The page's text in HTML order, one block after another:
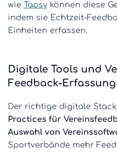
wie Tapsy können diese
indem sie Echtzeit-
Einheiten erfassen.
Digitale Tools und
Feedback-Erfassung
Der richtige digitale
Practices für
Auswahl von
Sportverbände mehr